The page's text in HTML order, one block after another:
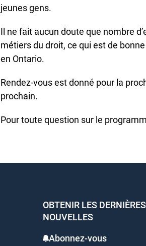
jeunes gens.
Il ne fait aucun doute que nombre
métiers du droit, ce qui est de
en Ontario.
Rendez-vous est donné pour la
prochain.
Pour toute question sur le
OBTENIR LES DERNIÈRES
NOUVELLES
Abonnez-vous